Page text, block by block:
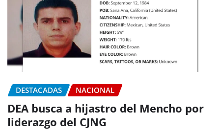
DESTACADAS NACIONAL
DEA busca a hijastro del Mencho por
liderazgo del CJNG